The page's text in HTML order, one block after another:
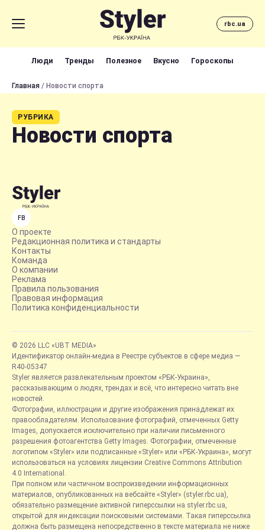
rbc.ua
Люди Тренды Полезное Вкусно Гороскопы
Главная / Новости спорта
РУБРИКА
Новости спорта
FB
О проекте
Редакционная политика и стандарты
Контакты
Команда
О компании
Реклама
Правила пользования
Правовая информация
Политика конфиденциальности
© 2026 LLC «UBT MEDIA»
Идентификатор онлайн-медиа в Реестре субъектов в сфере медиа —
R40-05347
Styler является развлекательным проектом «РБК-Украина»,
рассказывающим о людях, трендах и всё, что интересно читать вне
новостей.
Фотографии, иллюстрации и другие изображения принадлежат их
правообладателям. Использование фотографий, отмеченных Getty
Images, допускается исключительно при наличии письменного
разрешения фотоагентства Getty Images. Фотографии, отмеченные
логотипом «Styler» или подписанные «Styler» или «РБК-Украина», могут
использоваться на условиях лицензии Creative Commons Attribution
4.0 International.
При полном или частичном воспроизведении информационных
материалов, опубликованных на вебсайте «Styler» (styler.rbc.ua),
обязательно размещение активной гиперссылки на styler.rbc.ua,
открытой для индексации поисковыми системами. Такая гиперссылка
должна быть размещена непосредственно в тексте материала не ниже